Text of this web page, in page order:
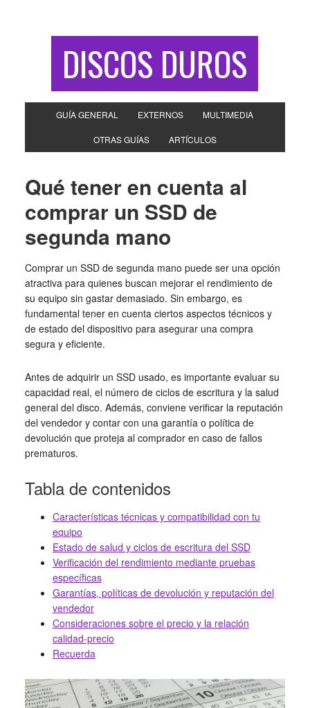
DISCOS DUROS
GUÍA GENERAL EXTERNOS MULTIMEDIA
OTRAS GUÍAS ARTÍCULOS
Qué tener en cuenta al
comprar un SSD de
segunda mano
Comprar un SSD de segunda mano puede ser una opción
atractiva para quienes buscan mejorar el rendimiento de
su equipo sin gastar demasiado. Sin embargo, es
fundamental tener en cuenta ciertos aspectos técnicos y
de estado del dispositivo para asegurar una compra
segura y eficiente.
Antes de adquirir un SSD usado, es importante evaluar su
capacidad real, el número de ciclos de escritura y la salud
general del disco. Además, conviene verificar la reputación
del vendedor y contar con una garantía o política de
devolución que proteja al comprador en caso de fallos
prematuros.
Tabla de contenidos
Características técnicas y compatibilidad con tu
equipo
Estado de salud y ciclos de escritura del SSD
Verificación del rendimiento mediante pruebas
específicas
Garantías, políticas de devolución y reputación del
vendedor
Consideraciones sobre el precio y la relación
calidad-precio
Recuerda